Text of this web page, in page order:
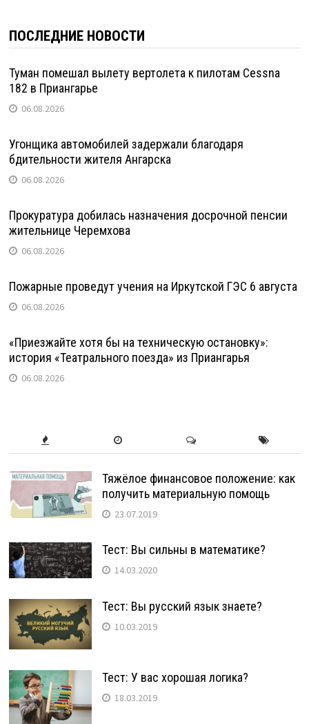
ПОСЛЕДНИЕ НОВОСТИ
Туман помешал вылету вертолета к пилотам Cessna
182 в Приангарье
06.08.2026
Угонщика автомобилей задержали благодаря
бдительности жителя Ангарска
06.08.2026
Прокуратура добилась назначения досрочной пенсии
жительнице Черемхова
06.08.2026
Пожарные проведут учения на Иркутской ГЭС 6 августа
06.08.2026
«Приезжайте хотя бы на техническую остановку»:
история «Театрального поезда» из Приангарья
06.08.2026
Тяжёлое финансовое положение: как
получить материальную помощь
23.07.2019
Тест: Вы сильны в математике?
14.03.2020
Тест: Вы русский язык знаете?
10.03.2019
Тест: У вас хорошая логика?
18.03.2019